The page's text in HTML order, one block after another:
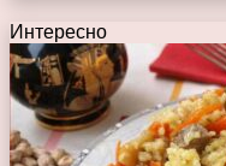
Интересно